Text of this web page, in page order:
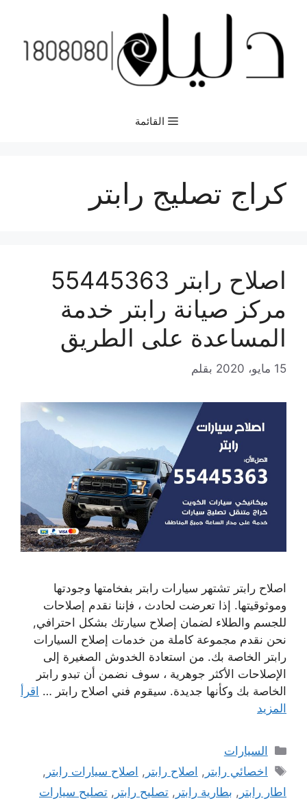
المحتوى
القائمة
كراج تصليج رابتر
اصلاح رابتر 55445363
مركز صيانة رابتر خدمة
المساعدة على الطريق
15 مايو، 2020 بقلم
اصلاح رابتر تشتهر سيارات رابتر بفخامتها وجودتها
وموثوقيتها. إذا تعرضت لحادث ، فإننا نقدم إصلاحات
للجسم والطلاء لضمان إصلاح سيارتك بشكل احترافي,
نحن نقدم مجموعة كاملة من خدمات إصلاح السيارات
رابتر الخاصة بك. من استعادة الخدوش الصغيرة إلى
الإصلاحات الأكثر جوهرية ، سوف نضمن أن تبدو رابتر
الخاصة بك وكأنها جديدة. سيقوم فني اصلاح رابتر … اقرأ
المزيد
التصنيفات
السيارات
الوسوم
اخصائي رابتر , اصلاح رابتر , اصلاح سيارات رابتر ,
اطار رابتر , بطارية رابتر , تصليح رابتر , تصليح سيارات